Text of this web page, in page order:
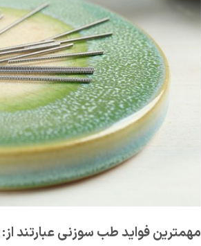
مهمترین فواید طب سوزنی عبارتند از: